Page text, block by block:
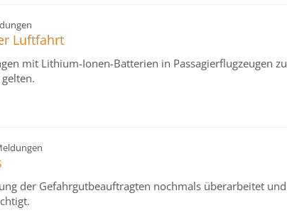
Luftfahrt
mit Lithium-Ionen-Batterien in Passagierflugzeugen zu
der Gefahrgutbeauftragten nochmals überarbeitet und